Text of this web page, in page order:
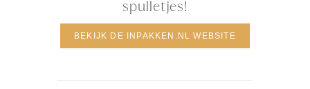
spulletjes!
BEKIJK DE INPAKKEN.NL WEBSITE